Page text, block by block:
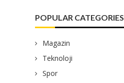
POPULAR CATEGORIES
Magazin
Teknoloji
Spor